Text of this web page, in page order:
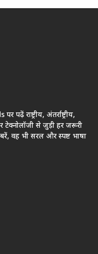
पढ़ें राष्ट्रीय, अंतर्राष्ट्रीय,
टेक्नोलॉजी से जुड़ी हर जरूरी
वह भी सरल और स्पष्ट भाषा